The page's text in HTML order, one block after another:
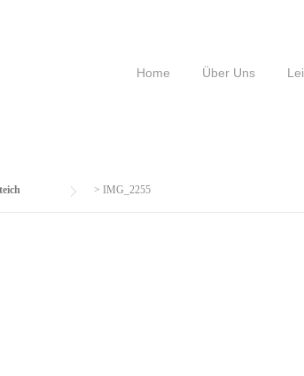
Home Über Uns
> IMG_2255